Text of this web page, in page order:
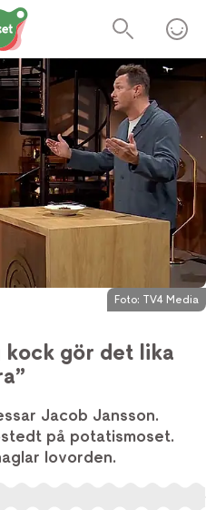
Foto: TV4 Media
kock gör det lika
Jacob Jansson.
på potatismoset.
lovorden.